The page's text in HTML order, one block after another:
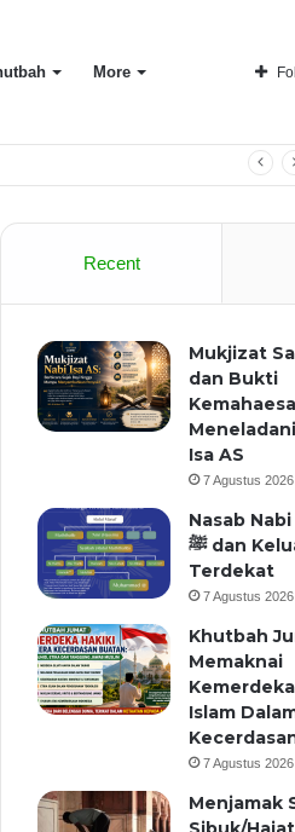
More
Recent
Mukjizat
dan Bukti
Isa AS
7 Agustus 2026
Nasab
ﷺ dan Keluarga
Terdekat
7 Agustus 2026
Khutbah
Memaknai
Islam
7 Agustus 2026
Menjamak